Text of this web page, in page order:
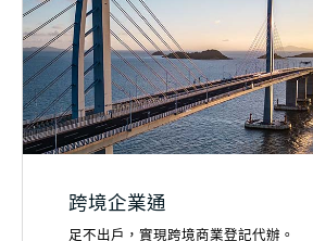
跨境企業通
足不出戶，實現跨境商業登記代辦。